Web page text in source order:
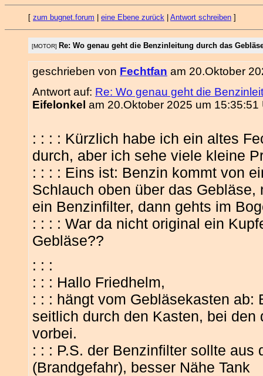
[ zum bugnet.forum eine Ebene zurück Antwort schreiben ]
[MOTOR] Re: Wo genau geht die Benzinleitung durch das
geschrieben von Fechtfan am 20.Oktober
Antwort auf: Re: Wo genau geht die
Eifelonkel am 20.Oktober 2025 um 15:35:51
: : : : Kürzlich habe ich ein altes
durch, aber ich sehe viele kleine
: : : : Eins ist: Benzin kommt von
Schlauch oben über das
ein Benzinfilter, dann gehts im
: : : : War da nicht original ein
Gebläse??
: : :
: : : Hallo Friedhelm,
: : : hängt vom Gebläsekasten
seitlich durch den Kasten, bei
vorbei.
: : : P.S. der Benzinfilter sollte aus
(Brandgefahr), besser Nähe Tank